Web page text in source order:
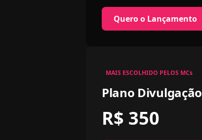
Quero o Lançamento
MAIS ESCOLHIDO PELOS MCs
Plano Divulgação
R$ 350